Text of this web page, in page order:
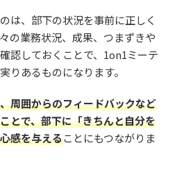
は、部下の状況を事前に正しく
の業務状況、成果、つまずきや
認しておくことで、1on1ミーテ
りあるものになります。
周囲からのフィードバックなど
とで、部下に「きちんと自分を
感を与えることにもつながりま